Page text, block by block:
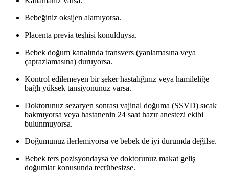
Bebeğiniz oksijen alamıyorsa.
Placenta previa teşhisi konulduysa.
Bebek doğum kanalında transvers (yanlamasına veya
çaprazlamasına) duruyorsa.
Kontrol edilemeyen bir şeker hastalığınız veya hamileliğe
bağlı yüksek tansiyonunuz varsa.
Doktorunuz sezaryen sonrası vajinal doğuma (SSVD) sıcak
bakmıyorsa veya hastanenin 24 saat hazır anestezi ekibi
bulunmuyorsa.
Doğumunuz ilerlemiyorsa ve bebek de iyi durumda değilse.
Bebek ters pozisyondaysa ve doktorunuz makat geliş
doğumlar konusunda tecrübesizse.